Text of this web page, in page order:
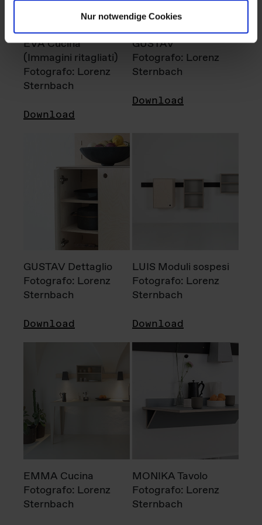
Nur notwendige Cookies
EVA Cucina
(Immagini ritagliati)
Fotografo: Lorenz
Sternbach
Download
GUSTAV
Fotografo: Lorenz
Sternbach
Download
GUSTAV Dettaglio
Fotografo: Lorenz
Sternbach
Download
LUIS Moduli sospesi
Fotografo: Lorenz
Sternbach
Download
EMMA Cucina
Fotografo: Lorenz
Sternbach
MONIKA Tavolo
Fotografo: Lorenz
Sternbach